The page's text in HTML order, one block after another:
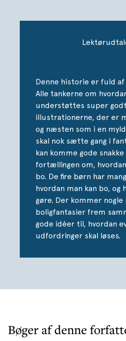
Denne historie er fuld
Alle tankerne om
understøttes super
illustrationerne, der er
og næsten som i en
skal nok sætte gang i
kan komme gode
fortællingen om,
bo. De fire børn har
hvordan man kan bo, og
gøre. Der kommer
boligfantasier frem
gode idéer til, hvordan
udfordringer skal løses.
Bøger af denne